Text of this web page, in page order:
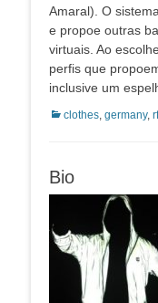
Amaral). O
e propoe outras
virtuais. Ao
perfis que
inclusive um
Categorias:
clothes germany,
Bio